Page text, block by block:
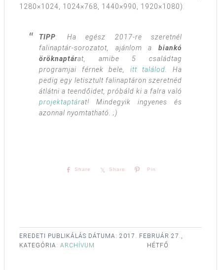
1280×1024, 1024×768, 1440×990, 1920×1080).
TIPP: Ha egész 2017-re szeretnél
falinaptár-sorozatot, ajánlom a biankó
öröknaptárat, amibe 5 családtag
programjai férnek bele, itt találod . Ha
pedig egy letisztult falinaptáron szeretnéd
átlátni a teendőidet, próbáld ki a falra való
projektaptárat! Mindegyik ingyenes és
azonnal nyomtatható. ;)
Share Share Pin
EREDETI PUBLIKÁLÁS DÁTUMA: 2017. FEBRUÁR 27.,
HÉTFŐ
KATEGÓRIA: ARCHÍVUM